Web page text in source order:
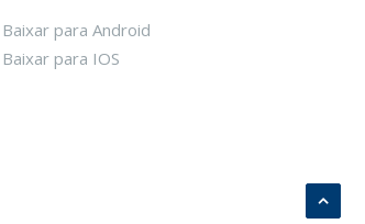
Baixar para Android
Baixar para IOS